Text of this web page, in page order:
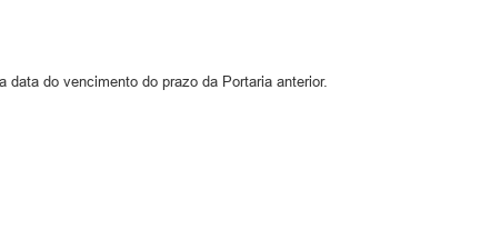
do vencimento do prazo da Portaria anterior.